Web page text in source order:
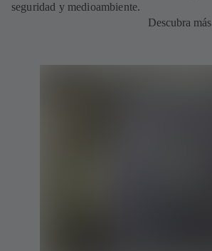
seguridad y medioambiente.
Descubra más